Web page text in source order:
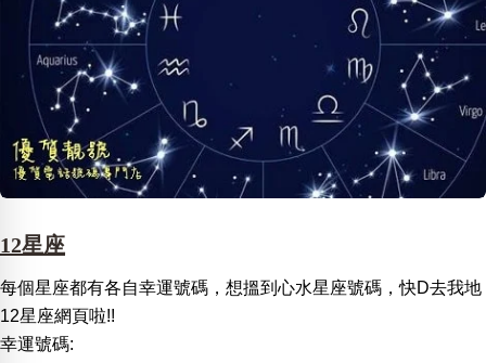
12星座
每個星座都有各自幸運號碼，想搵到心水星座號碼，快D去我地
12星座網頁啦!!
幸運號碼: